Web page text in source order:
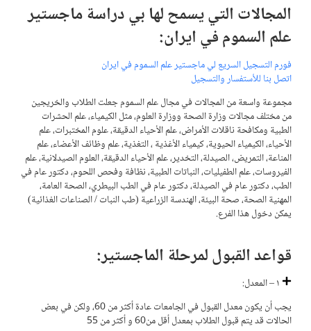
المجالات التي يسمح لها بي دراسة ماجستير
علم السموم في ايران:
فورم التسجيل السريع لي ماجستير علم السموم في ايران
اتصل بنا للأستفسار والتسجیل
مجموعة واسعة من المجالات في مجال علم السموم جعلت الطلاب والخريجين
من مختلف مجالات وزارة الصحة ووزارة العلوم، مثل الكيمياء، علم الحشرات
الطبية ومكافحة ناقلات الأمراض، علم الأحياء الدقيقة، علوم المختبرات، علم
الأحياء، الكيمياء الحيوية، كيمياء الأغذية ، التغذية، علم وظائف الأعضاء، علم
المناعة، التمريض، الصيدلة، التخدير، علم الأحياء الدقيقة، العلوم الصيدلانية، علم
الفيروسات، علم الطفيليات، النباتات الطبية، نظافة وفحص اللحوم، دكتور عام في
الطب، دكتور عام في الصيدلة، دكتور عام في الطب البيطري، الصحة العامة،
المهنية الصحة، صحة البيئة، الهندسة الزراعية (طب النبات / الصناعات الغذائية)
يمكن دخول هذا الفرع.
قواعد القبول لمرحلة الماجستير:
١ – المعدل:
یجب أن يكون معدل القبول في الجامعات عادة أكثر من 60، ولكن في بعض
الحالات قد يتم قبول الطلاب بمعدل أقل من60 و أکثر من 55